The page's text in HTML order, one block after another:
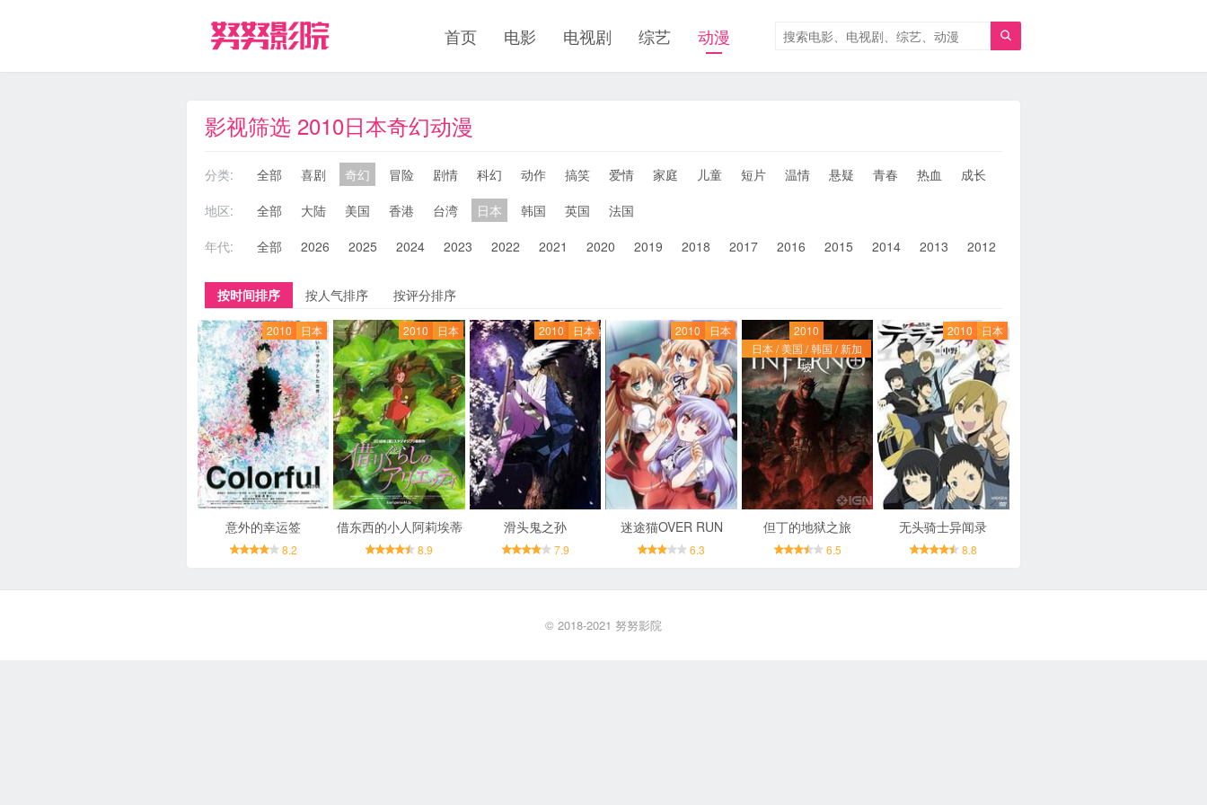

首页 电影 电视剧 综艺 动漫
影视筛选 2010日本奇幻动漫
分类: 全部 喜剧 奇幻 冒险 剧情 科幻 动作 搞笑 爱情 家庭 儿童 短片 温情 悬疑 青春 热血 成长
地区:
全部 大陆 美国 香港 台湾 日本 韩国 英国
法国
年代:
全部 2026 2025 2024 2023 2022 2021 2020 2019 2018 2017 2016 2015 2014 2013 2012
按时间排序 按人气排序 按评分排序
2010 日本
意外的幸运签
8.2
2010 日本
借东西的小人阿莉埃蒂
8.9
2010 日本
滑头鬼之孙
7.9
2010 日本
迷途猫OVER RUN
6.3
2010
日本 / 美国 / 韩国 / 新加
坡
但丁的地狱之旅
6.5
2010 日本
无头骑士异闻录
8.8
© 2018-2021 努努影院